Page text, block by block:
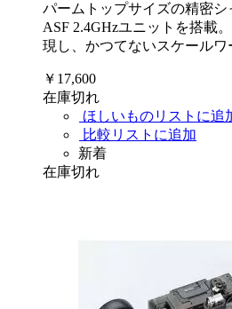
パームトップサイズの精密
ASF 2.4GHzユニットを搭載
現し、かつてないスケールワ
￥17,600
在庫切れ
ほしいものリストに追
比較リストに追加
新着
在庫切れ